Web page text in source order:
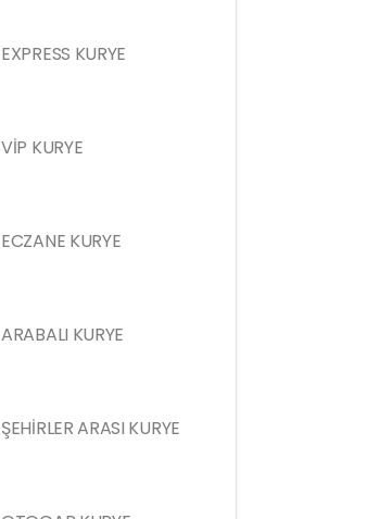
EXPRESS KURYE
VİP KURYE
ECZANE KURYE
ARABALI KURYE
ŞEHİRLER ARASI KURYE